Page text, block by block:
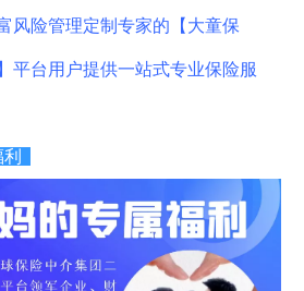
风险管理定制专家的【大童保
平台用户提供一站式专业保险服
利